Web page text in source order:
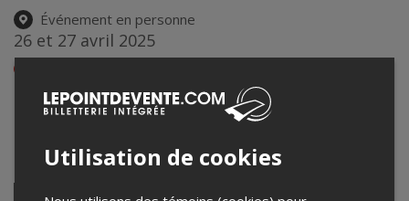
Événement en personne
26 et 27 avril 2025
Centre des congrès de Québec
,Québec
Partagez cet événement
Utilisation de cookies